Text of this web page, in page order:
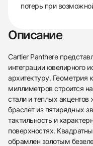
потерь при
Описание
Cartier Panthere
интеграции ювелирного
архитектуру. Геометрия
миллиметров строится
стали и теплых акцентов
браслет из пятирядных
тактильность и
поверхностях.
обрамлен золотым